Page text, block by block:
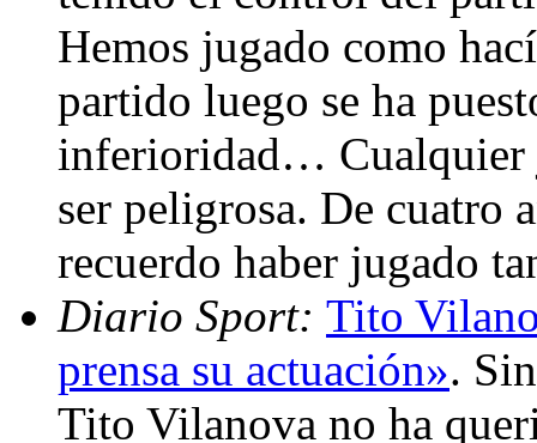
Hemos jugado como
partido luego se ha
inferioridad… Cualquier
ser peligrosa. De cuatro
recuerdo haber jugado
Diario Sport: Tito
prensa su actuación».
Tito Vilanova no ha